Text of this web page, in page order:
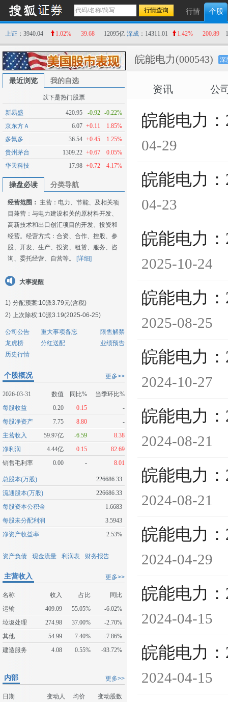
行情 个股
上证 ：3940.04 1.02% 39.68 12095亿 深成 ：14311.01 1.42% 200.89
最近浏览 我的自选
以下是热门股票
新易盛 420.95 -0.92 -0.22%
京东方Ａ
6.07 +0.11
1.85%
多氟多
36.54 +0.45
1.25%
贵州茅台
1309.22 +0.67
0.05%
华天科技
17.98 +0.72 4.17%
操盘必读 分类导航
经营范围： 主营：电力、节能、及相关项
目兼营：与电力建设相关的原材料开发、
高新技术和出口创汇项目的开发、投资和
经营。经营方式：合资、合作、控股、参
股、开发、生产、投资、租赁、服务、咨
询、委托经营、自营等。
[详细]
大事提醒
1) 分配预案:10派3.79元(含税)
2) 上次除权:10派3.19(2025-06-25)
公司公告 重大事项备忘
限售解禁
龙虎榜
分红送配
业绩预告
历史行情
更多>>
个股概况
2026-03-31 数值 同比%
当季环比%
每股收益
0.20 0.15
-
每股净资产
7.75 8.80
-
主营收入
59.97亿 -6.59
8.38
净利润
4.44亿 0.15
82.69
销售毛利率
0.00 - 8.01
总股本(万股)
226686.33
流通股本(万股)
226686.33
每股资本公积金
1.6683
每股未分配利润
3.5943
净资产收益率
2.53%
资产负债 现金流量 利润表 财务报告
更多>>
主营收入
名称 收入 占比
同比
运输
409.09 55.05%
-6.02%
垃圾处理
274.98 37.00%
-2.70%
其他
54.99 7.40%
-7.86%
建造服务
4.08 0.55% -93.72%
更多>>
内部
日期 变动人 均价
变动股数
皖能电力(000543) 深
资讯 公
皖能电力
04-29
皖能电力
04-23
皖能电力
2025-10-24
皖能电力
2025-08-25
皖能电力
2024-10-27
皖能电力
2024-08-21
皖能电力
2024-08-21
皖能电力
2024-04-29
皖能电力
2024-04-15
皖能电力
2024-04-15